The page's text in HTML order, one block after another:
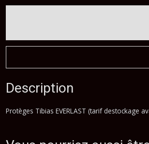
Description
Protèges Tibias EVERLAST (tarif destockage